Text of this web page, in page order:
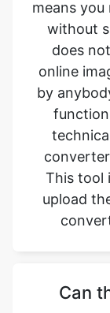
by
This
upload
Can
simple,